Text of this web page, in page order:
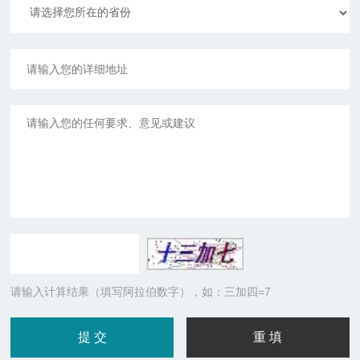
请输入计算结果（填写阿拉伯数字），如：三加四=7